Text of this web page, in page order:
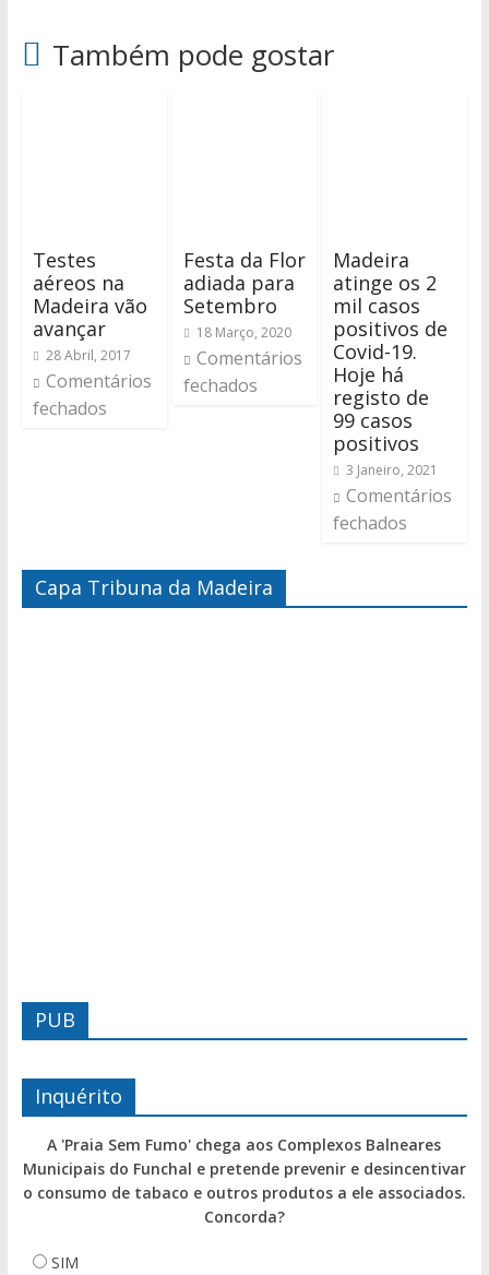
Também pode gostar
Testes
aéreos na
Madeira vão
avançar
28 Abril, 2017
Comentários
fechados
Festa da Flor
adiada para
Setembro
18 Março, 2020
Comentários
fechados
Madeira
atinge os 2
mil casos
positivos de
Covid-19.
Hoje há
registo de
99 casos
positivos
3 Janeiro, 2021
Comentários
fechados
Capa Tribuna da Madeira
PUB
Inquérito
A 'Praia Sem Fumo' chega aos Complexos Balneares
Municipais do Funchal e pretende prevenir e desincentivar
o consumo de tabaco e outros produtos a ele associados.
Concorda?
SIM